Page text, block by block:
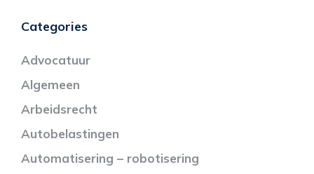
Categories
Advocatuur
Algemeen
Arbeidsrecht
Autobelastingen
Automatisering – robotisering